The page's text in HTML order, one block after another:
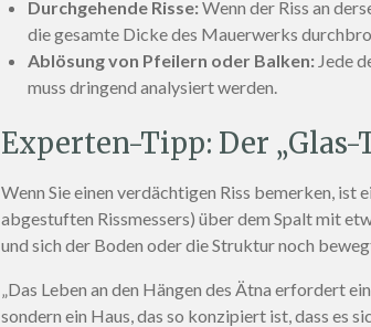
Durchgehende Risse:Wenn der Riss an
die gesamte Dicke des Mauerwerks
Ablösung von Pfeilern oder Balken: Jede
muss dringend analysiert werden.
Experten-Tipp: Der „Glas-
Wenn Sie einen verdächtigen Riss bemerken,
abgestuften Rissmessers) über dem Spalt mit
und sich der Boden oder die Struktur noch
„Das Leben an den Hängen des Ätna erfordert
sondern ein Haus, das so konzipiert ist, dass es